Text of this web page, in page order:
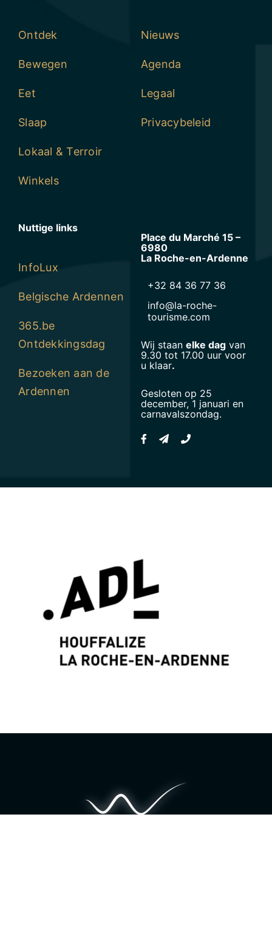
Ontdek
Bewegen
Eet
Slaap
Lokaal & Terroir
Winkels
Nieuws
Agenda
Legaal
Privacybeleid
Nuttige links
InfoLux
Belgische Ardennen
365.be
Ontdekkingsdag
Bezoeken aan de
Ardennen
Place du Marché 15 –
6980
La Roche-en-Ardenne
+32 84 36 77 36
info@la-roche-
tourisme.com
Wij staan elke dagvan
9.30 tot 17.00 uur voor
u klaar.
Gesloten op 25
december, 1 januari en
carnavalszondag.